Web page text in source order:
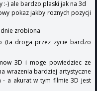
:-) ale bardzo plaski jak na 3d
pokaz jakby roznych pozycji
zrobiona
(ta droga przez zycie bardzo
3D i moge powiedziec ze
wrazenia bardziej artystyczne
- a akurat w tym filmie 3D jest